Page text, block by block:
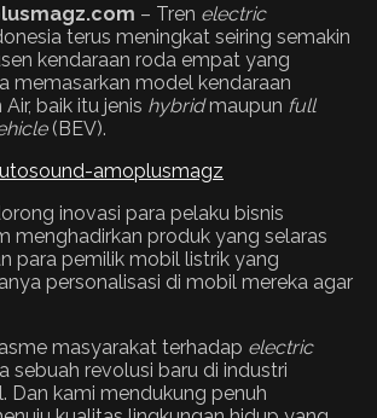
– Tren electric
terus meningkat seiring semakin
kendaraan roda empat yang
memasarkan model kendaraan
baik itu jenis hybridmaupun full
(BEV).
inovasi para pelaku bisnis
menghadirkan produk yang selaras
para pemilik mobil listrik yang
personalisasi di mobil mereka agar
masyarakat terhadap electric
sebuah revolusi baru di industri
Dan kami mendukung penuh